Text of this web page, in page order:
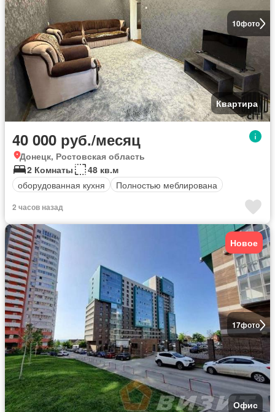
10фото
Квартира
40 000 руб./месяц
Донецк, Ростовская область
2 Комнаты
48 кв.м
оборудованная кухня
Полностью меблирована
2 часов назад
17фото
Новое
Офис